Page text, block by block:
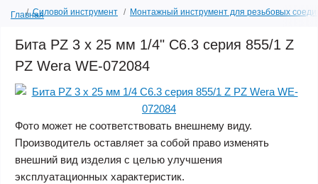
ГлавнаяСиловой инструмент Монтажный инструмент для резьбовых
Бита PZ 3 x 25 мм 1/4" C6.3 серия 855/1 Z
PZ Wera WE-072084
Фото может не соответствовать внешнему виду.
Производитель оставляет за собой право изменять
внешний вид изделия с целью улучшения
эксплуатационных характеристик.